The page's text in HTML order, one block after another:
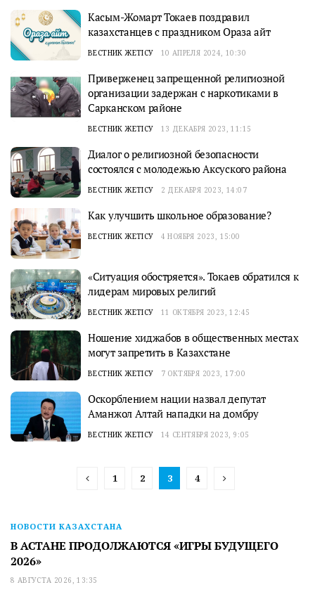
Касым-Жомарт Токаев поздравил
казахстанцев с праздником Ораза айт
ВЕСТНИК ЖЕТІСУ 10 АПРЕЛЯ 2024, 10:30
Приверженец запрещенной религиозной
организации задержан с наркотиками в
Сарканском районе
ВЕСТНИК ЖЕТІСУ 13 ДЕКАБРЯ 2023, 11:15
Диалог о религиозной безопасности
состоялся с молодежью Аксуского района
ВЕСТНИК ЖЕТІСУ 2 ДЕКАБРЯ 2023, 14:07
Как улучшить школьное образование?
ВЕСТНИК ЖЕТІСУ 4 НОЯБРЯ 2023, 15:00
«Ситуация обостряется». Токаев обратился к
лидерам мировых религий
ВЕСТНИК ЖЕТІСУ 11 ОКТЯБРЯ 2023, 12:45
Ношение хиджабов в общественных местах
могут запретить в Казахстане
ВЕСТНИК ЖЕТІСУ 7 ОКТЯБРЯ 2023, 17:00
Оскорблением нации назвал депутат
Аманжол Алтай нападки на домбру
ВЕСТНИК ЖЕТІСУ 14 СЕНТЯБРЯ 2023, 9:05
1 2 3 4
НОВОСТИ КАЗАХСТАНА
В АСТАНЕ ПРОДОЛЖАЮТСЯ «ИГРЫ БУДУЩЕГО
2026»
8 АВГУСТА 2026, 13:35